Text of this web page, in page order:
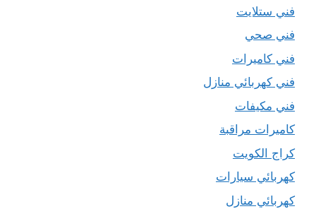
فني ستلايت
فني صحي
فني كاميرات
فني كهربائي منازل
فني مكيفات
كاميرات مراقبة
كراج الكويت
كهربائي سيارات
كهربائي منازل